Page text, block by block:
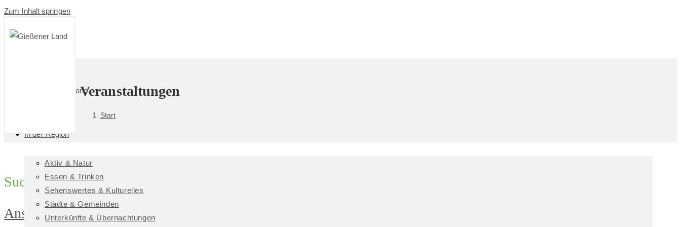
Zum Inhalt springen
Das GießenerLand
In der Region
Aktiv & Natur
Essen & Trinken
Sehenswertes & Kulturelles
Städte & Gemeinden
Unterkünfte & Übernachtungen
Veranstaltungen
Start
Suche
Anstehende Veranstaltungen